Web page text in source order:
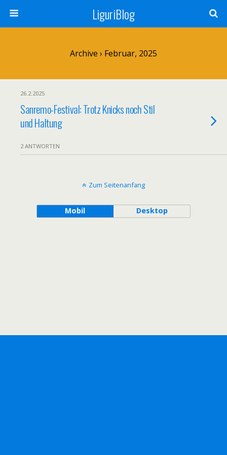
LiguriBlog
Archive › Februar, 2025
26.2.2025
Sanremo-Festival: Trotz Knicks noch Stil
und Haltung
2 ANTWORTEN
Zum Seitenanfang
Mobil Desktop